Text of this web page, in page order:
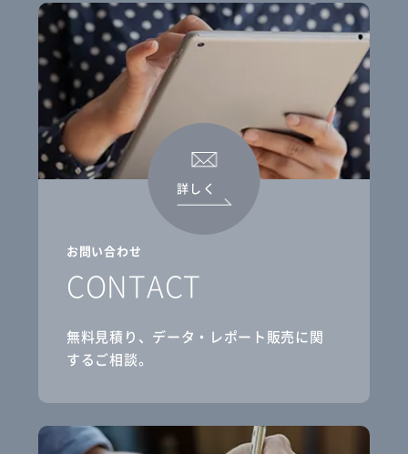
お問い合わせ
CONTACT
無料見積り、データ・レポート販売に関
するご相談。
詳しく